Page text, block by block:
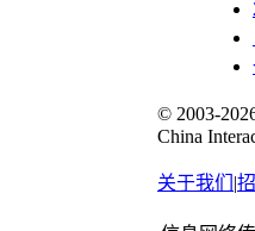
© 2003-
China
关于我们 |